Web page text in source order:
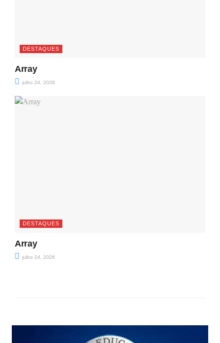
DESTAQUES
Array
julho 24, 2026
DESTAQUES
Array
julho 24, 2026